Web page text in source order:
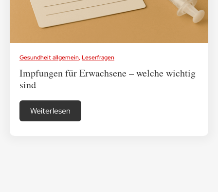
Gesundheit allgemein,Leserfragen
Impfungen für Erwachsene – welche wichtig
sind
Weiterlesen